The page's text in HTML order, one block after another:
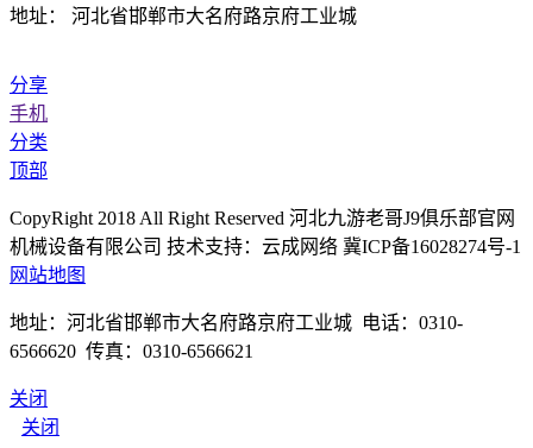
地址： 河北省邯郸市大名府路京府工业城
分享
手机
分类
顶部
CopyRight 2018 All Right Reserved 河北九游老哥J9俱乐部官网
机械设备有限公司 技术支持：云成网络 冀ICP备16028274号-1
网站地图
地址：河北省邯郸市大名府路京府工业城 电话：0310-
6566620 传真：0310-6566621
关闭
关闭